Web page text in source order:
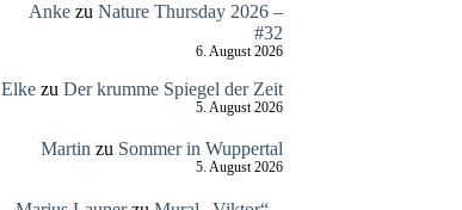
Ankezu Nature Thursday 2026 –
#32
6. August 2026
Elkezu Der krumme Spiegel der Zeit
5. August 2026
Martinzu Sommer in Wuppertal
5. August 2026